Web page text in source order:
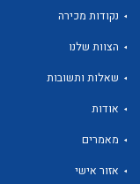
לכל מוצרי היצרן
נקודות מכירה
הצוות שלנו
שאלות ותשובות
אודות
מאמרים
אזור אישי